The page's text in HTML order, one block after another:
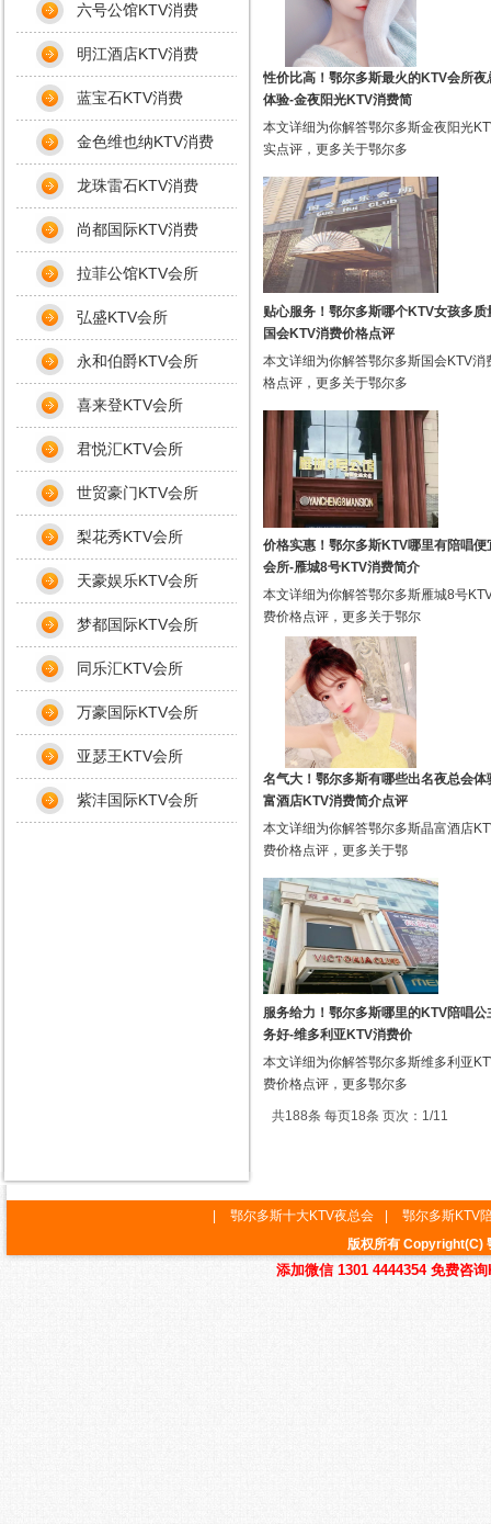
性价比高！鄂尔多斯最火的KTV会所夜
体验-金夜阳光KTV消费简
本文详细为你解答鄂尔多斯金夜阳光
实点评，更多关于鄂尔多
贴心服务！鄂尔多斯哪个KTV女孩多质
国会KTV消费价格点评
本文详细为你解答鄂尔多斯国会KTV消
格点评，更多关于鄂尔多
价格实惠！鄂尔多斯KTV哪里有陪唱便
会所-雁城8号KTV消费简介
本文详细为你解答鄂尔多斯雁城8号
费价格点评，更多关于鄂尔
名气大！鄂尔多斯有哪些出名夜总会体
富酒店KTV消费简介点评
本文详细为你解答鄂尔多斯晶富酒店
费价格点评，更多关于鄂
服务给力！鄂尔多斯哪里的KTV陪唱公
务好-维多利亚KTV消费价
本文详细为你解答鄂尔多斯维多利亚
费价格点评，更多鄂尔多
共188条 每页18条 页次：1/11
六号公馆KTV消费
明江酒店KTV消费
蓝宝石KTV消费
金色维也纳KTV消费
龙珠雷石KTV消费
尚都国际KTV消费
拉菲公馆KTV会所
弘盛KTV会所
永和伯爵KTV会所
喜来登KTV会所
君悦汇KTV会所
世贸豪门KTV会所
梨花秀KTV会所
天豪娱乐KTV会所
梦都国际KTV会所
同乐汇KTV会所
万豪国际KTV会所
亚瑟王KTV会所
紫沣国际KTV会所
鄂尔多斯十大KTV夜总会
鄂尔多斯KTV
版权所有 Copyright(C)
添加微信 1301 4444354 免费咨